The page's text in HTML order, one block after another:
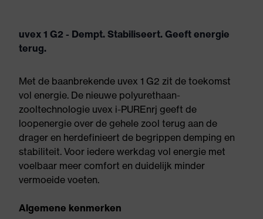
uvex 1 G2 - Dempt. Stabiliseert. Geeft energie
terug.
Met de baanbrekende uvex 1 G2 zit de toekomst
vol energie. De nieuwe polyurethaan-
zooltechnologie uvex i-PUREnrj geeft de
loopenergie over de gehele zool terug aan de
drager en herdefinieert de begrippen demping en
stabiliteit. Voor iedere werkdag vol energie met
voelbaar meer comfort en duidelijk minder
vermoeide voeten.
Algemene kenmerken